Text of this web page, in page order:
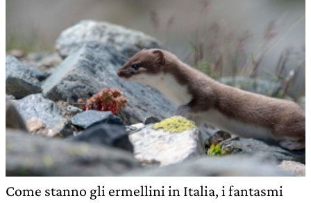
Come stanno gli ermellini in Italia, i fantasmi